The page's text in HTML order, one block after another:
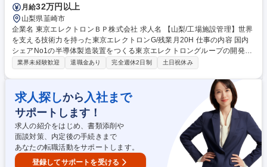
月給32万円以上
山梨県韮崎市
企業名 東京エレクトロンＢＰ株式会社 求人名 【山梨/工場施設管理】世界
を支える技術力を持った東京エレクトロンG/残業月20H 仕事の内容 国内
シェアNo1の半導体製造装置をつくる東京エレクトロングループの開発・
生産拠点にて、設備メンテナンス、修繕計画の立案、建設会社との折衝、
します。入社後まずは日常実務を担当し、設備の定期点検/修繕/保守業務
などの経験を積みます（建設工事は管理をし、実作業を行いません）。将
来的には修繕計画立案、大型改修工事の建設会社選定/工事管理や省エネ提
案など、メンテナンス業務のみならず、効率よく安全に稼働させる為、上
流から業務に携わります。また、装置生産の環境を作るため、薬品の購買
業務にも携わり、幅広いキャリアを積むチャンスがあります。 募集職種
【山梨/工場施設管理】世界を支える技術力を持った東京エレクトロンG/残
業月20H
業界未経験歓迎 退職金あり 完全週休2日制 土日祝休み
求人探しから 入社まで
サポートします！
求人の紹介をはじめ、書類添削や
面談対策、内定後の手続きまで
あなたの転職活動をサポートします。
登録してサポートを受ける